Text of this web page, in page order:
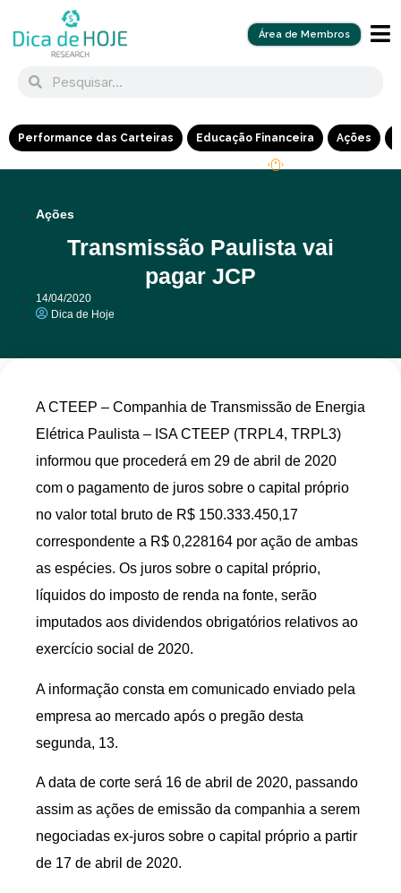
Área de Membros
Performance das Carteiras Educação Financeira Ações
Ações
Transmissão Paulista vai
pagar JCP
14/04/2020
Dica de Hoje
A CTEEP – Companhia de Transmissão de Energia
Elétrica Paulista – ISA CTEEP (TRPL4, TRPL3)
informou que procederá em 29 de abril de 2020
com o pagamento de juros sobre o capital próprio
no valor total bruto de R$ 150.333.450,17
correspondente a R$ 0,228164 por ação de ambas
as espécies. Os juros sobre o capital próprio,
líquidos do imposto de renda na fonte, serão
imputados aos dividendos obrigatórios relativos ao
exercício social de 2020.
A informação consta em comunicado enviado pela
empresa ao mercado após o pregão desta
segunda, 13.
A data de corte será 16 de abril de 2020, passando
assim as ações de emissão da companhia a serem
negociadas ex-juros sobre o capital próprio a partir
de 17 de abril de 2020.